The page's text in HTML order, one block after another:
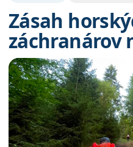
Zásah
záchranárov